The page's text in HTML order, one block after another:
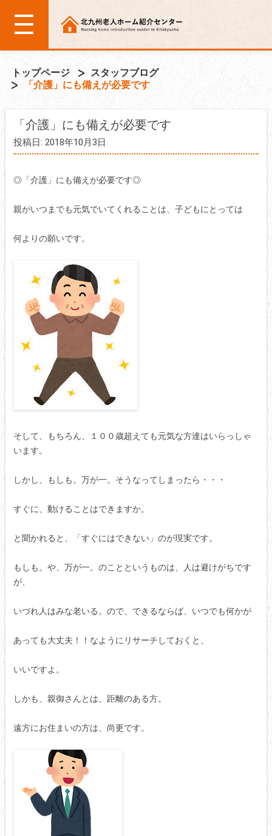
トップページ
スタッフブログ
「介護」にも備えが必要です
「介護」にも備えが必要です
投稿日: 2018年10月3日
◎「介護」にも備えが必要です◎
親がいつまでも元気でいてくれることは、子どもにとっては
何よりの願いです。
そして、もちろん、１００歳超えても元気な方達はいらっしゃ
います。
しかし、もしも。万が一。そうなってしまったら・・・
すぐに、動けることはできますか。
と聞かれると、「すぐにはできない」のが現実です。
もしも。や、万が一。のことというものは、人は避けがちです
が、
いづれ人はみな老いる。ので、できるならば、いつでも何かが
あっても大丈夫！！なようにリサーチしておくと、
いいですよ。
しかも、親御さんとは、距離のある方。
遠方にお住まいの方は、尚更です。